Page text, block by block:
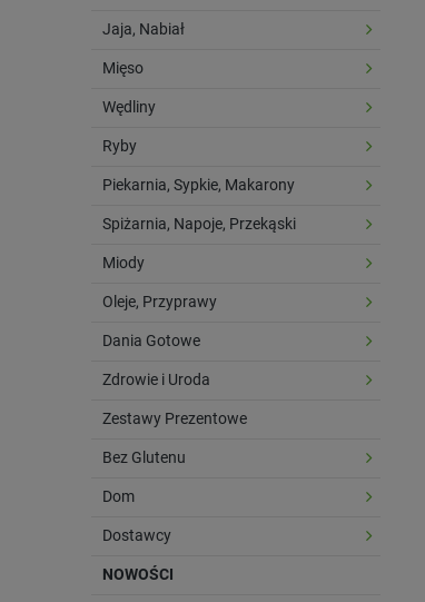
Jaja, Nabiał
Mięso
Wędliny
Ryby
Piekarnia, Sypkie, Makarony
Spiżarnia, Napoje, Przekąski
Miody
Oleje, Przyprawy
Dania Gotowe
Zdrowie i Uroda
Zestawy Prezentowe
Bez Glutenu
Dom
Dostawcy
NOWOŚCI